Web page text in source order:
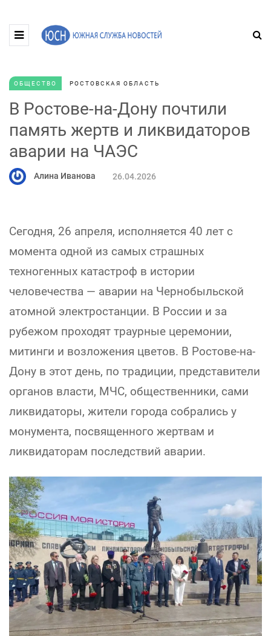
ОБЩЕСТВО РОСТОВСКАЯ ОБЛАСТЬ
В Ростове-на-Дону почтили
память жертв и ликвидаторов
аварии на ЧАЭС
Алина Иванова 26.04.2026
Сегодня, 26 апреля, исполняется 40 лет с
момента одной из самых страшных
техногенных катастроф в истории
человечества — аварии на Чернобыльской
атомной электростанции. В России и за
рубежом проходят траурные церемонии,
митинги и возложения цветов. В Ростове-на-
Дону в этот день, по традиции, представители
органов власти, МЧС, общественники, сами
ликвидаторы, жители города собрались у
монумента, посвященного жертвам и
ликвидаторам последствий аварии.